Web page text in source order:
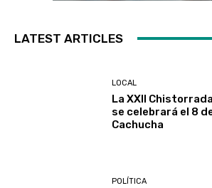
LATEST ARTICLES
LOCAL
La XXII
se celebrará el 8
Cachucha
POLÍTICA